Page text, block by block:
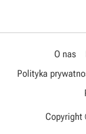
O nas
Polityka
Copyright